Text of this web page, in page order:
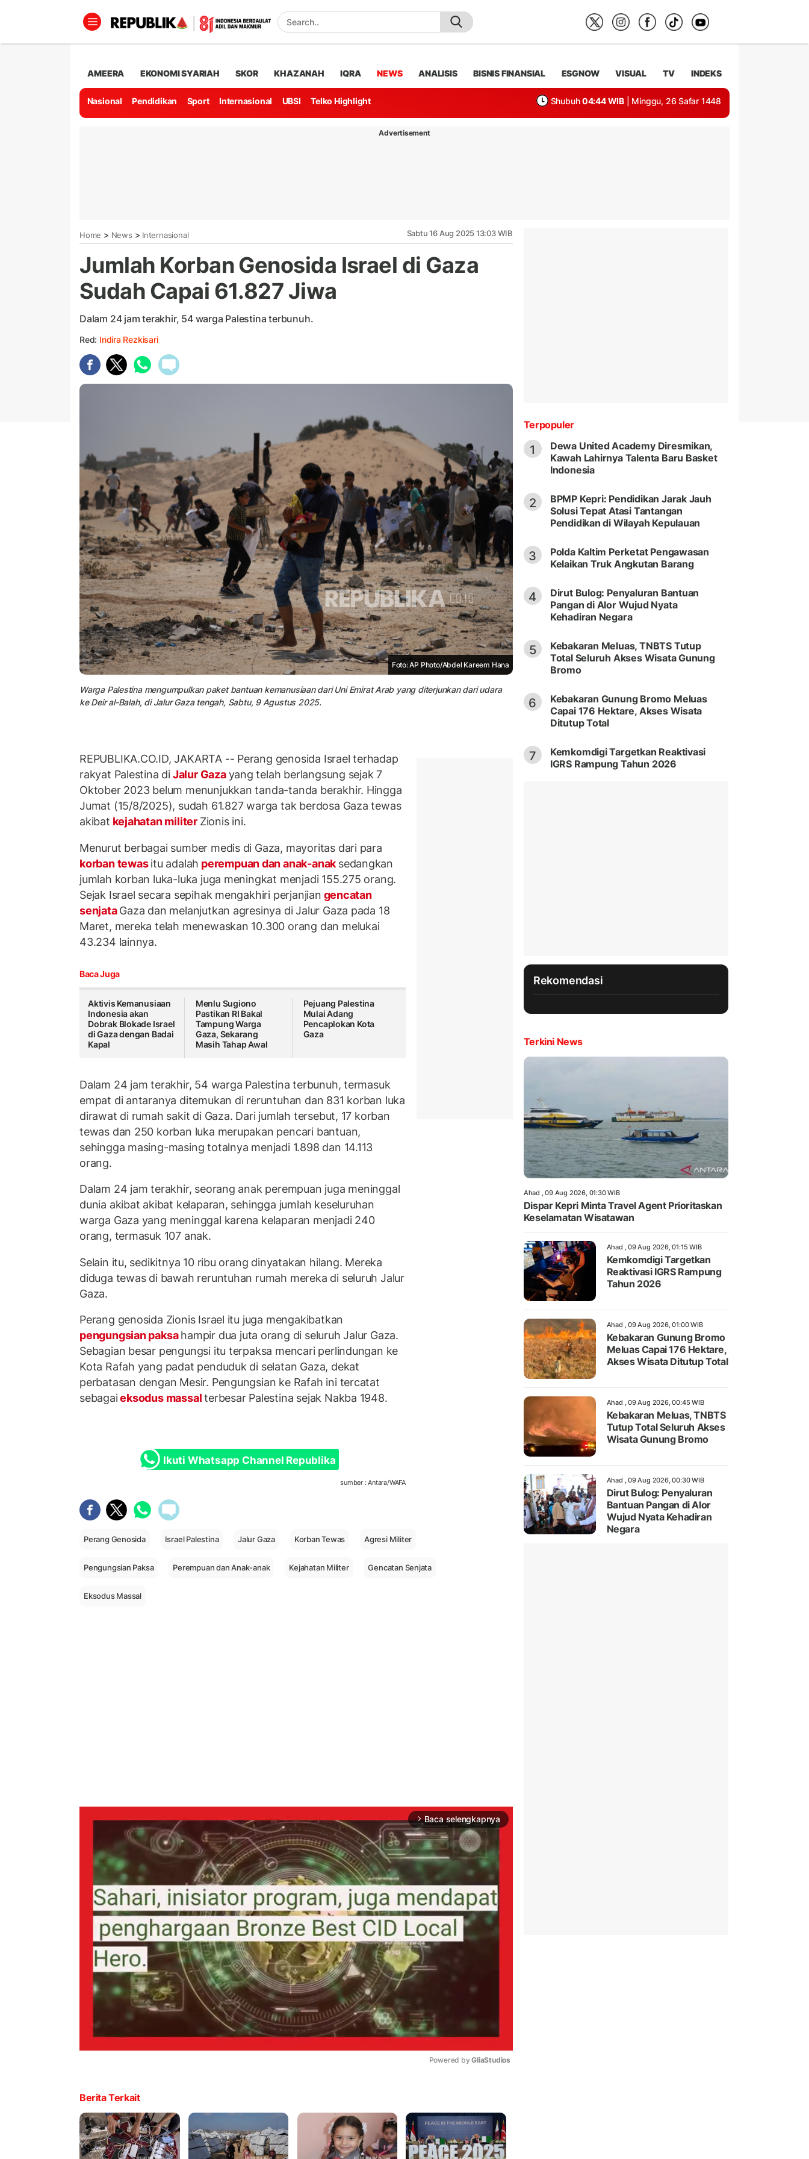
AMEERA EKONOMI SYARIAH SKOR KHAZANAH IQRA NEWS ANALISIS BISNIS FINANSIAL ESGNOW VISUAL TV INDEKS
Nasional Pendidikan Sport Internasional UBSI Telko Highlight Shubuh 04:44 WIB | Minggu, 26 Safar 1448
Advertisement
Home > News > Internasional Sabtu 16 Aug 2025 13:03 WIB
Jumlah Korban Genosida Israel di Gaza
Sudah Capai 61.827 Jiwa
Dalam 24 jam terakhir, 54 warga Palestina terbunuh.
Red: Indira Rezkisari
Foto: AP Photo/Abdel Kareem Hana
Warga Palestina mengumpulkan paket bantuan kemanusiaan dari Uni Emirat Arab yang diterjunkan dari udara
ke Deir al-Balah, di Jalur Gaza tengah, Sabtu, 9 Agustus 2025.
REPUBLIKA.CO.ID, JAKARTA -- Perang genosida Israel terhadap
rakyat Palestina diJalur Gazayang telah berlangsung sejak 7
Oktober 2023 belum menunjukkan tanda-tanda berakhir. Hingga
Jumat (15/8/2025), sudah 61.827 warga tak berdosa Gaza tewas
akibat kejahatan militer Zionis ini.
Menurut berbagai sumber medis di Gaza, mayoritas dari para
korban tewasitu adalah perempuan dan anak-anak sedangkan
jumlah korban luka-luka juga meningkat menjadi 155.275 orang.
Sejak Israel secara sepihak mengakhiri perjanjian gencatan
senjataGaza dan melanjutkan agresinya di Jalur Gaza pada 18
Maret, mereka telah menewaskan 10.300 orang dan melukai
43.234 lainnya.
Baca Juga
Aktivis Kemanusiaan
Indonesia akan
Dobrak Blokade Israel
di Gaza dengan Badai
Kapal
Menlu Sugiono
Pastikan RI Bakal
Tampung Warga
Gaza, Sekarang
Masih Tahap Awal
Pejuang Palestina
Mulai Adang
Pencaplokan Kota
Gaza
Dalam 24 jam terakhir, 54 warga Palestina terbunuh, termasuk
empat di antaranya ditemukan di reruntuhan dan 831 korban luka
dirawat di rumah sakit di Gaza. Dari jumlah tersebut, 17 korban
tewas dan 250 korban luka merupakan pencari bantuan,
sehingga masing-masing totalnya menjadi 1.898 dan 14.113
orang.
Dalam 24 jam terakhir, seorang anak perempuan juga meninggal
dunia akibat akibat kelaparan, sehingga jumlah keseluruhan
warga Gaza yang meninggal karena kelaparan menjadi 240
orang, termasuk 107 anak.
Selain itu, sedikitnya 10 ribu orang dinyatakan hilang. Mereka
diduga tewas di bawah reruntuhan rumah mereka di seluruh Jalur
Gaza.
Perang genosida Zionis Israel itu juga mengakibatkan
pengungsian paksahampir dua juta orang di seluruh Jalur Gaza.
Sebagian besar pengungsi itu terpaksa mencari perlindungan ke
Kota Rafah yang padat penduduk di selatan Gaza, dekat
perbatasan dengan Mesir. Pengungsian ke Rafah ini tercatat
sebagaieksodus massalterbesar Palestina sejak Nakba 1948.
Ikuti Whatsapp Channel Republika
sumber : Antara/WAFA
Perang Genosida Israel Palestina Jalur Gaza Korban Tewas Agresi Militer
Pengungsian Paksa Perempuan dan Anak-anak Kejahatan Militer Gencatan Senjata
Eksodus Massal
arrow_forward_ios Baca selengkapnya
Powered by GliaStudios
Berita Terkait
Terpopuler
1
Dewa United Academy Diresmikan,
Kawah Lahirnya Talenta Baru Basket
Indonesia
2
BPMP Kepri: Pendidikan Jarak Jauh
Solusi Tepat Atasi Tantangan
Pendidikan di Wilayah Kepulauan
3
Polda Kaltim Perketat Pengawasan
Kelaikan Truk Angkutan Barang
4
Dirut Bulog: Penyaluran Bantuan
Pangan di Alor Wujud Nyata
Kehadiran Negara
5
Kebakaran Meluas, TNBTS Tutup
Total Seluruh Akses Wisata Gunung
Bromo
6
Kebakaran Gunung Bromo Meluas
Capai 176 Hektare, Akses Wisata
Ditutup Total
7
Kemkomdigi Targetkan Reaktivasi
IGRS Rampung Tahun 2026
Rekomendasi
Terkini News
Ahad , 09 Aug 2026, 01:30 WIB
Dispar Kepri Minta Travel Agent Prioritaskan
Keselamatan Wisatawan
Ahad , 09 Aug 2026, 01:15 WIB
Kemkomdigi Targetkan
Reaktivasi IGRS Rampung
Tahun 2026
Ahad , 09 Aug 2026, 01:00 WIB
Kebakaran Gunung Bromo
Meluas Capai 176 Hektare,
Akses Wisata Ditutup Total
Ahad , 09 Aug 2026, 00:45 WIB
Kebakaran Meluas, TNBTS
Tutup Total Seluruh Akses
Wisata Gunung Bromo
Ahad , 09 Aug 2026, 00:30 WIB
Dirut Bulog: Penyaluran
Bantuan Pangan di Alor
Wujud Nyata Kehadiran
Negara